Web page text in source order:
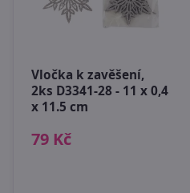
Vločka k zavěšení,
2ks D3341-28 - 11 x 0,4
x 11.5 cm
79 Kč